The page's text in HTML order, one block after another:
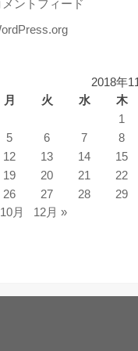
メントフィード
2018年
月
火 水 木
1
5
6 7 8
12
13 14 15
19
20 21 22
26
27 28 29
月
12月 »